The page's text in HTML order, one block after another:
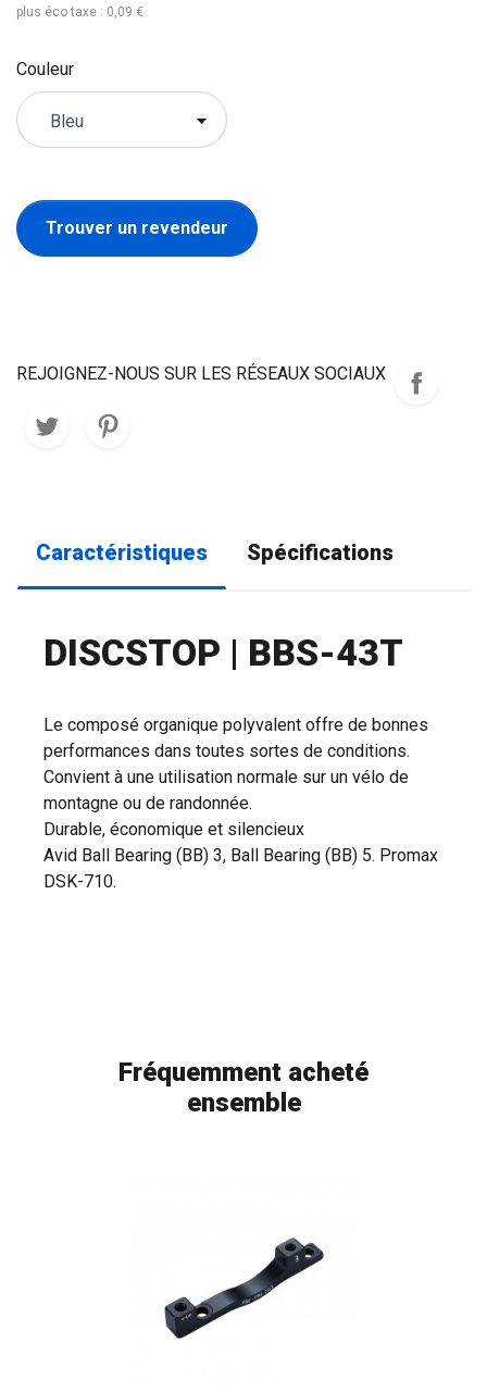
plus éco taxe : 0,09 €
Couleur
Trouver un revendeur
REJOIGNEZ-NOUS SUR LES RÉSEAUX SOCIAUX
Caractéristiques Spécifications
DISCSTOP | BBS-43T
Le composé organique polyvalent offre de bonnes
performances dans toutes sortes de conditions.
Convient à une utilisation normale sur un vélo de
montagne ou de randonnée.
Durable, économique et silencieux
Avid Ball Bearing (BB) 3, Ball Bearing (BB) 5. Promax
DSK-710.
Fréquemment acheté
ensemble